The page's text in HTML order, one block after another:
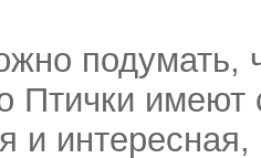
подумать,
Птички имеют
и